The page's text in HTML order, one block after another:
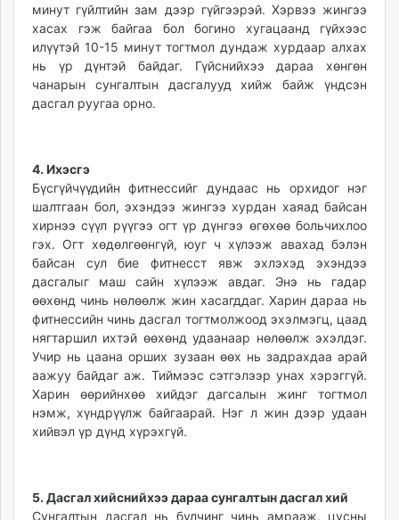
минут гүйлтийн зам дээр гүйгээрэй. Хэрвээ жингээ
хасах гэж байгаа бол богино хугацаанд гүйхээс
илүүтэй 10-15 минут тогтмол дундаж хурдаар алхах
нь үр дүнтэй байдаг. Гүйснийхээ дараа хөнгөн
чанарын сунгалтын дасгалууд хийж байж үндсэн
дасгал руугаа орно.
4. Ихэсгэ
Бүсгүйчүүдийн фитнессийг дундаас нь орхидог нэг
шалтгаан бол, эхэндээ жингээ хурдан хаяад байсан
хирнээ сүүл рүүгээ огт үр дүнгээ өгөхөө больчихлоо
гэх. Огт хөдөлгөөнгүй, юуг ч хүлээж авахад бэлэн
байсан сул бие фитнесст явж эхлэхэд эхэндээ
дасгалыг маш сайн хүлээж авдаг. Энэ нь гадар
өөхөнд чинь нөлөөлж жин хасагддаг. Харин дараа нь
фитнессийн чинь дасгал тогтмолжоод эхэлмэгц, цаад
нягтаршил ихтэй өөхөнд удаанаар нөлөөлж эхэлдэг.
Учир нь цаана орших зузаан өөх нь задрахдаа арай
аажуу байдаг аж. Тиймээс сэтгэлээр унах хэрэггүй.
Харин өөрийнхөө хийдэг дагсалын жинг тогтмол
нэмж, хүндрүүлж байгаарай. Нэг л жин дээр удаан
хийвэл үр дүнд хүрэхгүй.
5. Дасгал хийснийхээ дараа сунгалтын дасгал хий
Сунгалтын дасгал нь булчинг чинь амрааж, цусны